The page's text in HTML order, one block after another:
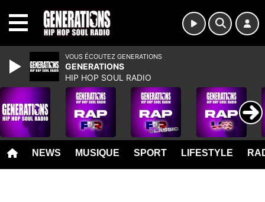
NEWS MUSIQUE SPORT LIFESTYLE
VOUS ÉCOUTEZ GENERATIONS
GENERATIONS
HIP HOP SOUL RADIO